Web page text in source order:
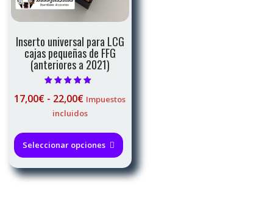
de
Inserto universal para LCG
cajas pequeñas de FFG
(anteriores a 2021)
5.00
de 5
17,00€ - 22,00€Rango
de
17,00€
hasta
22,00€
Impuestos
incluidos
Seleccionar opciones
tiene
múltiples